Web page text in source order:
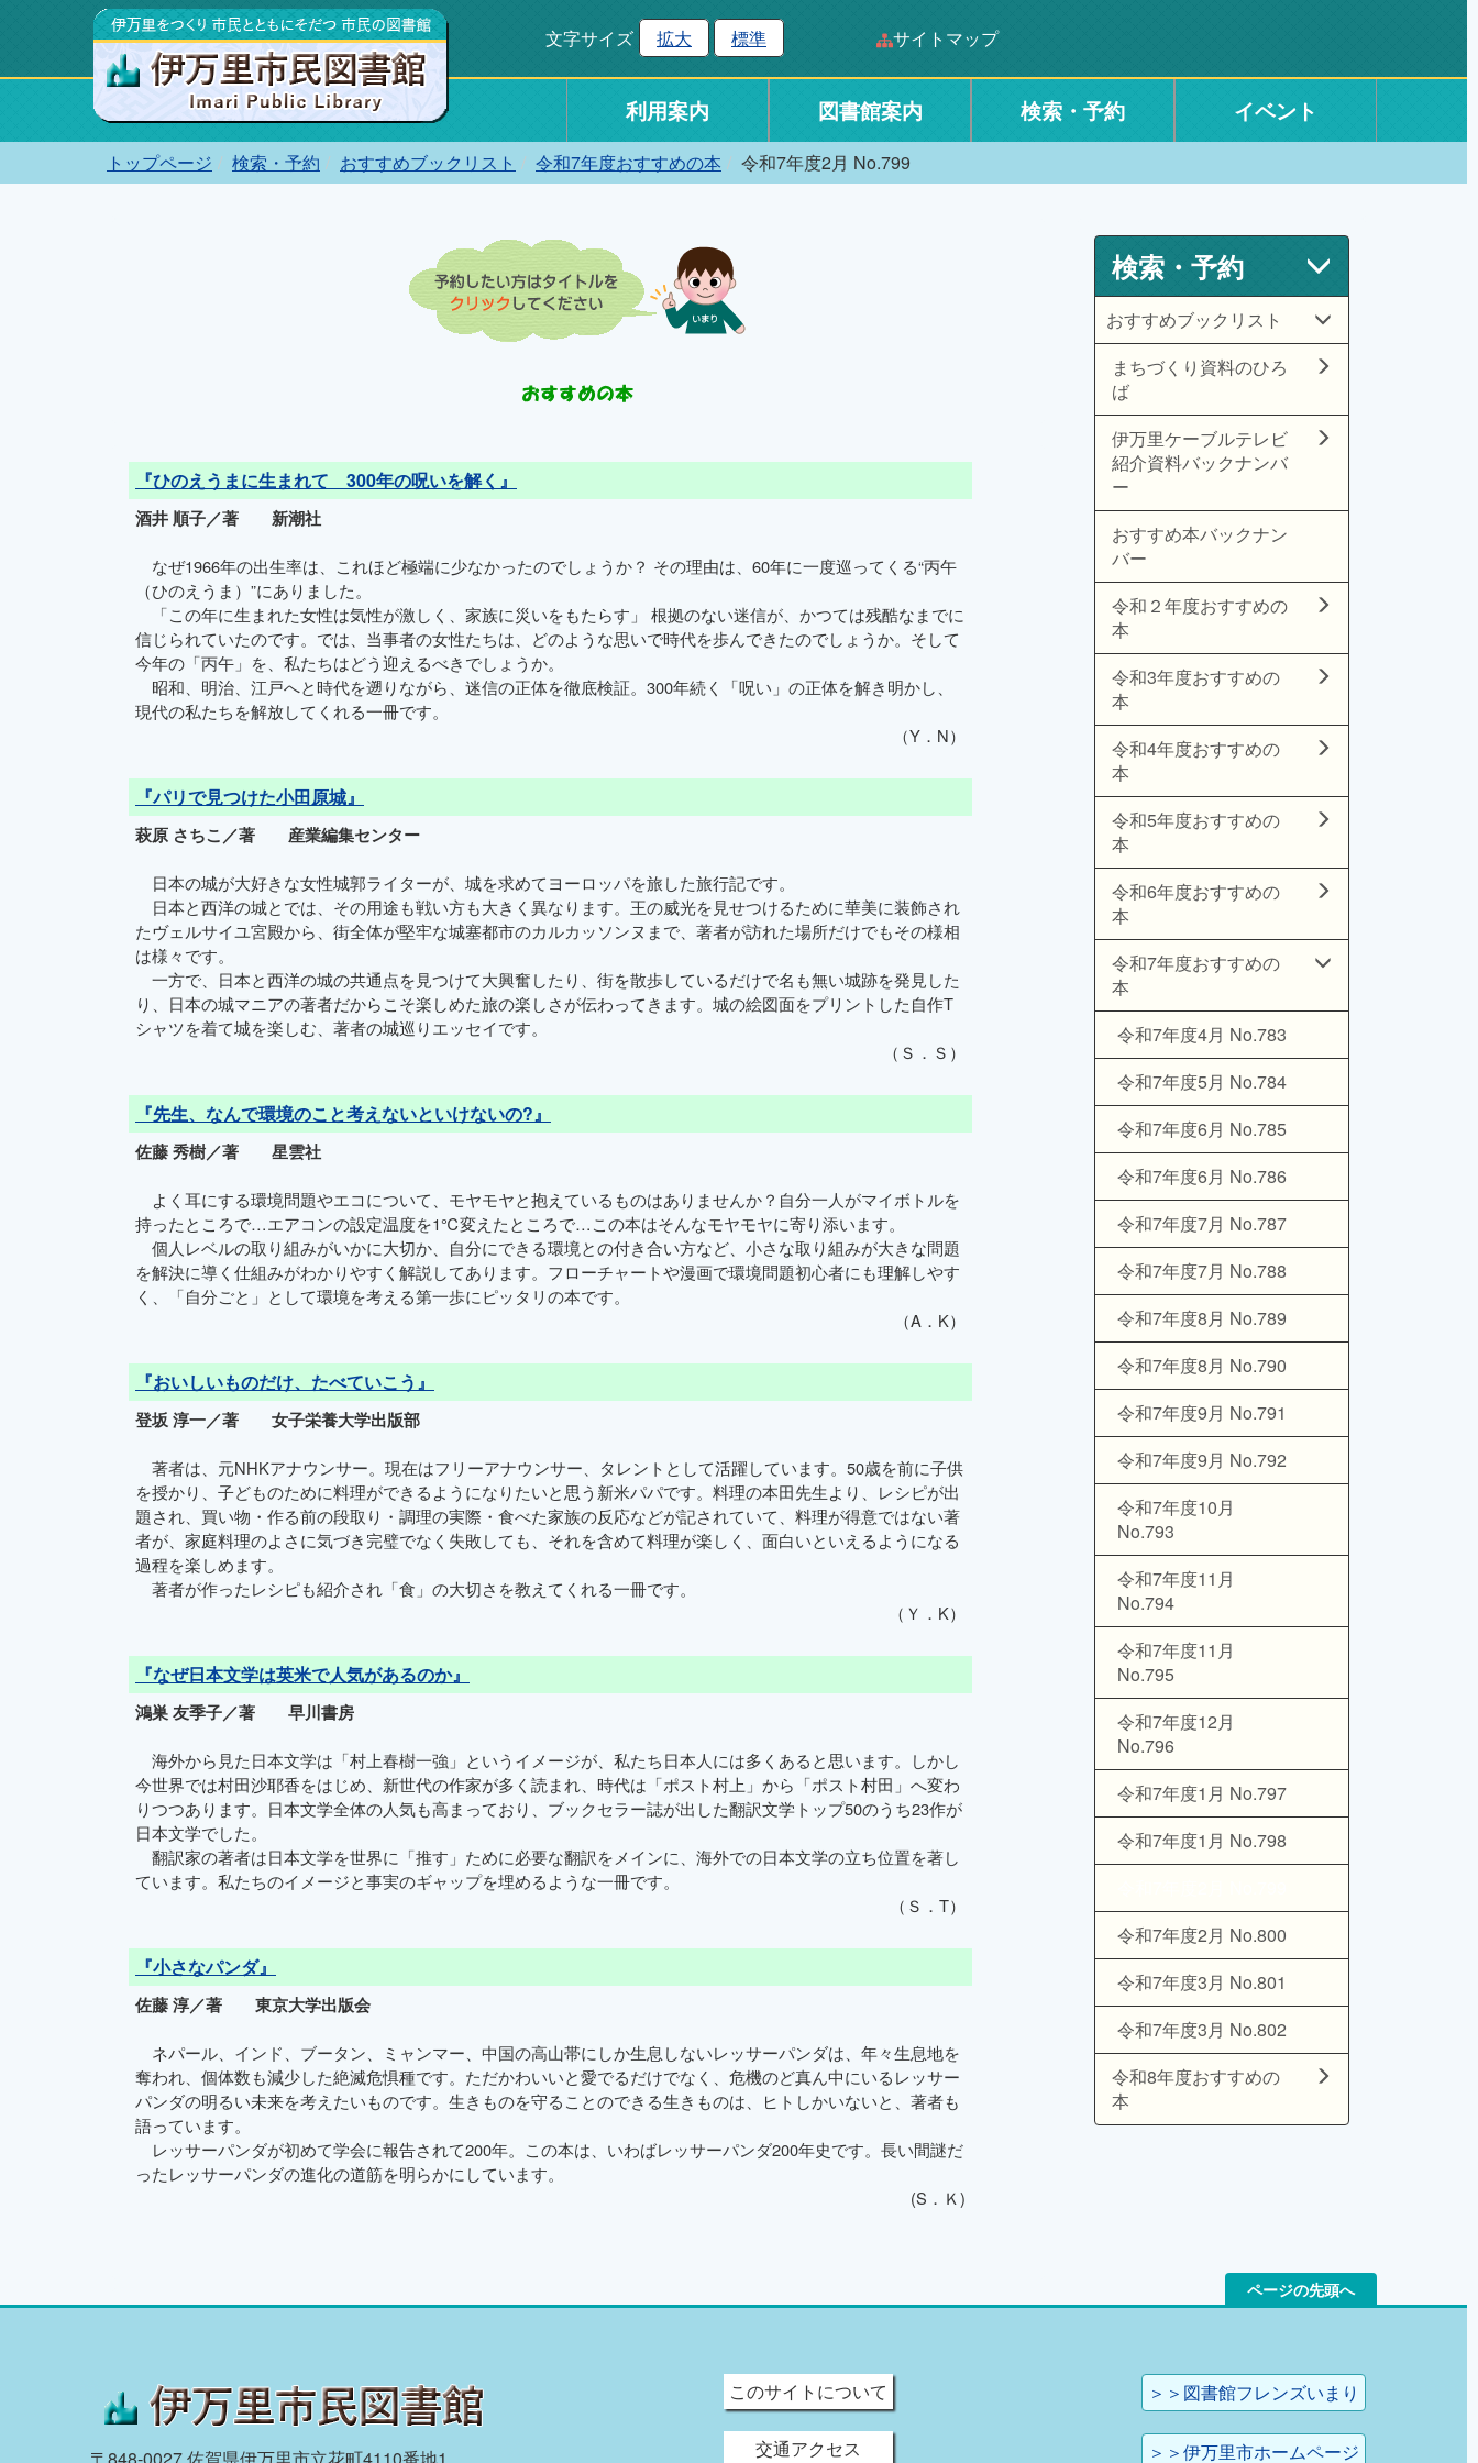
文字サイズ 拡大 標準 サイトマップ
利用案内 図書館案内 検索・予約 イベント
トップページ 検索・予約 おすすめブックリスト 令和7年度おすすめの本 令和7年度2月 No.799
『ひのえうまに生まれて 300年の呪いを解く』
酒井 順子／著 新潮社
なぜ1966年の出生率は、これほど極端に少なかったのでしょうか？ その理由は、60年に一度巡ってくる“丙午
（ひのえうま）”にありました。
「この年に生まれた女性は気性が激しく、家族に災いをもたらす」 根拠のない迷信が、かつては残酷なまでに
信じられていたのです。では、当事者の女性たちは、どのような思いで時代を歩んできたのでしょうか。そして
今年の「丙午」を、私たちはどう迎えるべきでしょうか。
昭和、明治、江戸へと時代を遡りながら、迷信の正体を徹底検証。300年続く「呪い」の正体を解き明かし、
現代の私たちを解放してくれる一冊です。
（Y．N）
『パリで見つけた小田原城』
萩原 さちこ／著 産業編集センター
日本の城が大好きな女性城郭ライターが、城を求めてヨーロッパを旅した旅行記です。
日本と西洋の城とでは、その用途も戦い方も大きく異なります。王の威光を見せつけるために華美に装飾され
たヴェルサイユ宮殿から、街全体が堅牢な城塞都市のカルカッソンヌまで、著者が訪れた場所だけでもその様相
は様々です。
一方で、日本と西洋の城の共通点を見つけて大興奮したり、街を散歩しているだけで名も無い城跡を発見した
り、日本の城マニアの著者だからこそ楽しめた旅の楽しさが伝わってきます。城の絵図面をプリントした自作T
シャツを着て城を楽しむ、著者の城巡りエッセイです。
（Ｓ．Ｓ）
『先生、なんで環境のこと考えないといけないの?』
佐藤 秀樹／著 星雲社
よく耳にする環境問題やエコについて、モヤモヤと抱えているものはありませんか？自分一人がマイボトルを
持ったところで…エアコンの設定温度を1℃変えたところで…この本はそんなモヤモヤに寄り添います。
個人レベルの取り組みがいかに大切か、自分にできる環境との付き合い方など、小さな取り組みが大きな問題
を解決に導く仕組みがわかりやすく解説してあります。フローチャートや漫画で環境問題初心者にも理解しやす
く、「自分ごと」として環境を考える第一歩にピッタリの本です。
（A．K）
『おいしいものだけ、たべていこう』
登坂 淳一／著 女子栄養大学出版部
著者は、元NHKアナウンサー。現在はフリーアナウンサー、タレントとして活躍しています。50歳を前に子供
を授かり、子どものために料理ができるようになりたいと思う新米パパです。料理の本田先生より、レシピが出
題され、買い物・作る前の段取り・調理の実際・食べた家族の反応などが記されていて、料理が得意ではない著
者が、家庭料理のよさに気づき完璧でなく失敗しても、それを含めて料理が楽しく、面白いといえるようになる
過程を楽しめます。
著者が作ったレシピも紹介され「食」の大切さを教えてくれる一冊です。
（Ｙ．K）
『なぜ日本文学は英米で人気があるのか』
鴻巣 友季子／著 早川書房
海外から見た日本文学は「村上春樹一強」というイメージが、私たち日本人には多くあると思います。しかし
今世界では村田沙耶香をはじめ、新世代の作家が多く読まれ、時代は「ポスト村上」から「ポスト村田」へ変わ
りつつあります。日本文学全体の人気も高まっており、ブックセラー誌が出した翻訳文学トップ50のうち23作が
日本文学でした。
翻訳家の著者は日本文学を世界に「推す」ために必要な翻訳をメインに、海外での日本文学の立ち位置を著し
ています。私たちのイメージと事実のギャップを埋めるような一冊です。
（Ｓ．T）
『小さなパンダ』
佐藤 淳／著 東京大学出版会
ネパール、インド、ブータン、ミャンマー、中国の高山帯にしか生息しないレッサーパンダは、年々生息地を
奪われ、個体数も減少した絶滅危惧種です。ただかわいいと愛でるだけでなく、危機のど真ん中にいるレッサー
パンダの明るい未来を考えたいものです。生きものを守ることのできる生きものは、ヒトしかいないと、著者も
語っています。
レッサーパンダが初めて学会に報告されて200年。この本は、いわばレッサーパンダ200年史です。長い間謎だ
ったレッサーパンダの進化の道筋を明らかにしています。
(S．Ｋ)
検索・予約
おすすめブックリスト
まちづくり資料のひろ
ば
伊万里ケーブルテレビ
紹介資料バックナンバ
ー
おすすめ本バックナン
バー
令和２年度おすすめの
本
令和3年度おすすめの
本
令和4年度おすすめの
本
令和5年度おすすめの
本
令和6年度おすすめの
本
令和7年度おすすめの
本
令和7年度4月 No.783
令和7年度5月 No.784
令和7年度6月 No.785
令和7年度6月 No.786
令和7年度7月 No.787
令和7年度7月 No.788
令和7年度8月 No.789
令和7年度8月 No.790
令和7年度9月 No.791
令和7年度9月 No.792
令和7年度10月
No.793
令和7年度11月
No.794
令和7年度11月
No.795
令和7年度12月
No.796
令和7年度1月 No.797
令和7年度1月 No.798
令和7年度2月 No.800
令和7年度3月 No.801
令和7年度3月 No.802
令和8年度おすすめの
本
ページの先頭へ
このサイトについて
交通アクセス
＞＞図書館フレンズいまり
＞＞伊万里市ホームページ